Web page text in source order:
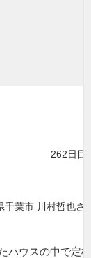
262日目
葉市 川村哲也さん
ハウスの中で定植